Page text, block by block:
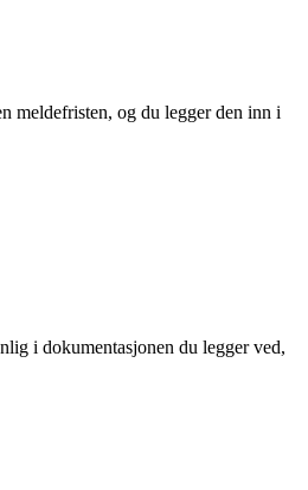
meldefristen, og du legger den inn i
i dokumentasjonen du legger ved,